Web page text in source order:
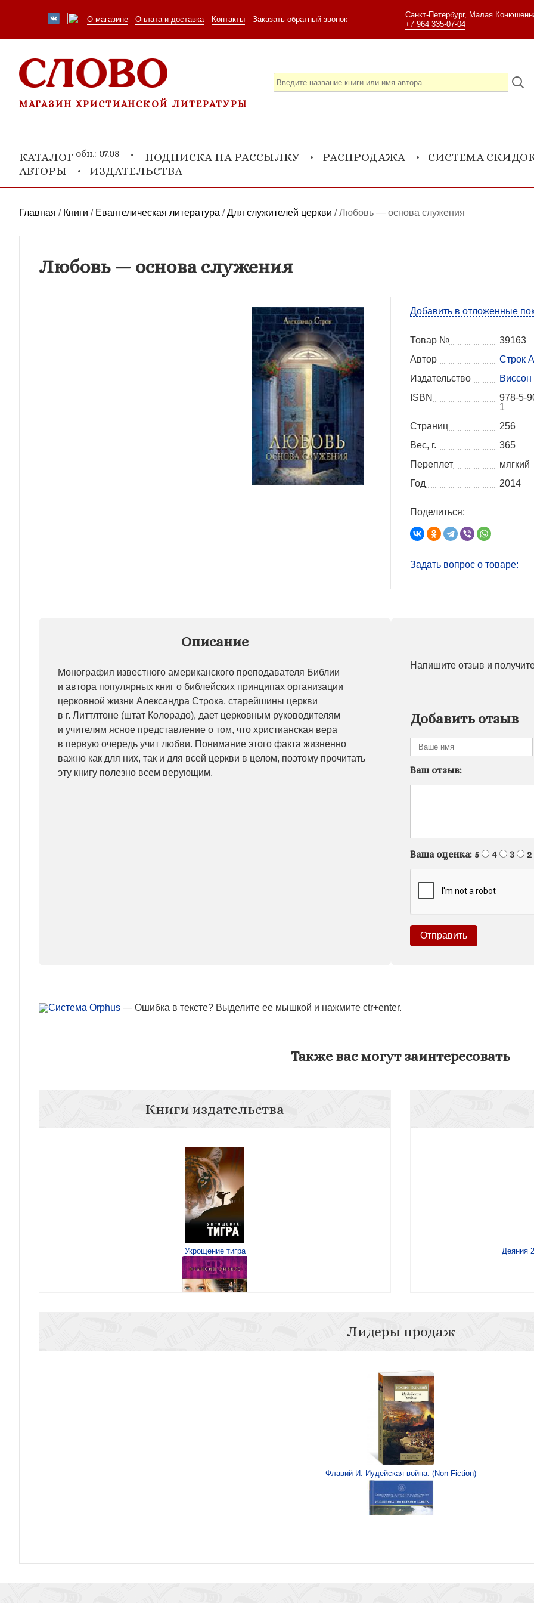
О магазине Оплата и доставка Контакты Заказать обратный звонок
Санкт-Петербург, Малая
+7 964 335-07-04
МАГАЗИН ХРИСТИАНСКОЙ ЛИТЕРАТУРЫ
КАТАЛОГ обн.: 07.08 ПОДПИСКА НА РАССЫЛКУ РАСПРОДАЖА
СИСТЕМА
АВТОРЫ
ИЗДАТЕЛЬСТВА
Главная / Книги / Евангелическая литература /Для служителей церкви /Любовь — основа служения
Любовь — основа служения
Добавить в отложенные
Товар №
39163
Автор
Строк
Издательство
Виссон
ISBN
978-5-
1
Страниц
256
Вес, г.
365
Переплет
мягкий
Год
2014
Поделиться:
Задать вопрос о товаре:
Описание
Монография известного американского преподавателя Библии
и автора популярных книг о библейских принципах организации
церковной жизни Александра Строка, старейшины церкви
в г. Литтлтоне (штат Колорадо), дает церковным руководителям
и учителям ясное представление о том, что христианская вера
в первую очередь учит любви. Понимание этого факта жизненно
важно как для них, так и для всей церкви в целом, поэтому прочитать
эту книгу полезно всем верующим.
Напишите отзыв и
Добавить отзыв
Ваш отзыв:
Ваша оценка: 5 4 3 2
— Ошибка в тексте? Выделите ее мышкой и нажмите ctr+enter.
Также вас могут заинтересовать
Деяния
Книги издательства
Укрощение тигра
Лидеры продаж
Флавий И. Иудейская война. (Non Fiction)
Книга Иисуса Навина